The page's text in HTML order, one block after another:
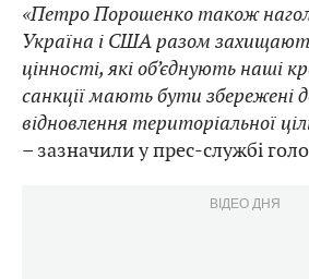
«Петро Порошенко також
Україна і США разом
цінності, які об’єднують наші
санкції мають бути збережені
відновлення територіальної
– зазначили у прес-службі
ВІДЕО ДНЯ